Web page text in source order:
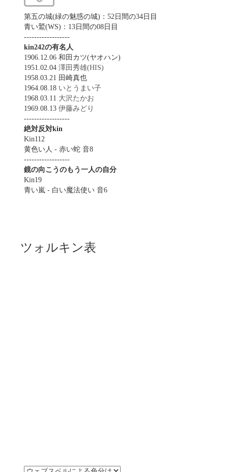
第五の城(緑の魅惑の城)：52日間の34日目
青い鷲(WS)：13日間の08日目
------------------
kin242の有名人
1906.12.06 和田カツ(ヤオハン)
1951.02.04 澤田秀雄(HIS)
1958.03.21 田崎真也
1964.08.18 いとうまい子
1968.03.11 大沢たかお
1969.08.13 伊藤みどり
------------------
絶対反対kin
Kin112
黄色い人 - 赤い蛇 音8
------------------
鏡の向こうのもう一人の自分
Kin19
青い嵐 - 白い魔法使い 音6
ツォルキン表